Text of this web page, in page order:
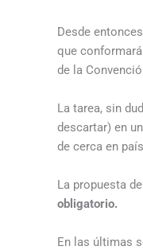
Desde
que
de la
La tarea, sin
descartar) en
de cerca en
La propuesta
obligatorio.
En las últimas